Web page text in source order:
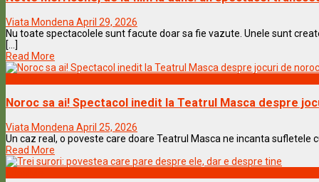
Viata Mondena April 29, 2026
Nu toate spectacolele sunt facute doar sa fie vazute. Unele sunt
[...]
Read More
Noroc sa ai! Spectacol inedit la Teatrul Masca despre
Viata Mondena April 25, 2026
Un caz real, o poveste care doare Teatrul Masca ne incanta sufletele
Read More